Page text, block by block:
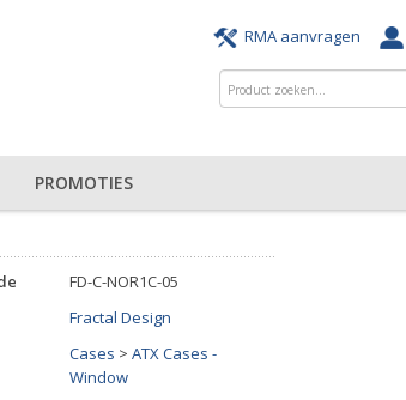
RMA aanvragen
PROMOTIES
FD-C-NOR1C-05
Fractal Design
Cases > ATX Cases -
Window